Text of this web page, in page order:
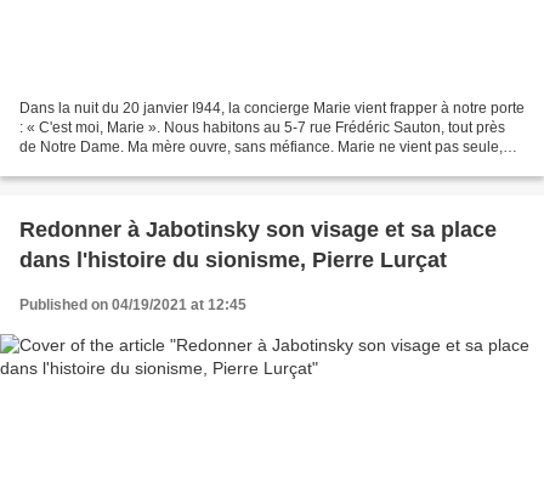
Dans la nuit du 20 janvier I944, la concierge Marie vient frapper à notre porte
: « C'est moi, Marie ». Nous habitons au 5-7 rue Frédéric Sauton, tout près
de Notre Dame. Ma mère ouvre, sans méfiance. Marie ne vient pas seule,
Redonner à Jabotinsky son visage et sa place
dans l'histoire du sionisme, Pierre Lurçat
Published on 04/19/2021 at 12:45